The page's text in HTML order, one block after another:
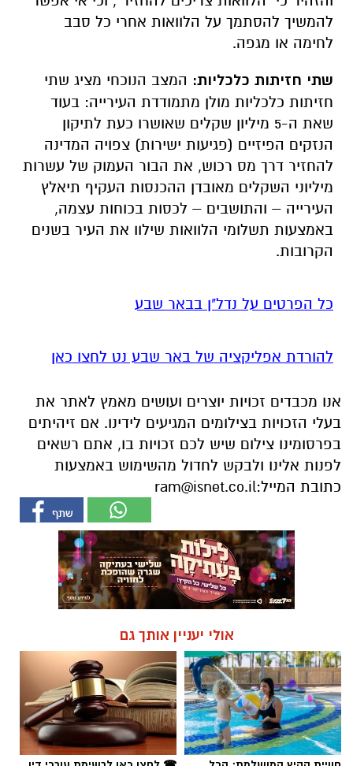
להמשיך להסתמך על הלוואות אחרי כל סבב
לחימה או מגפה.
שתי חזיתות כלכליות: המצב הנוכחי מציג שתי
חזיתות כלכליות מולן מתמודדת העירייה: בעוד
שאת ה-5 מיליון שקלים שאושרו כעת לתיקון
הנזקים הפיזיים (פגיעות ישירות) צפויה המדינה
להחזיר דרך מס רכוש, את הבור העמוק של עשרות
מיליוני השקלים מאובדן ההכנסות העקיף תיאלץ
העירייה – והתושבים – לכסות בכוחות עצמה,
באמצעות תשלומי הלוואות שילוו את העיר בשנים
הקרובות.
כל הפרטים על נדל"ן בבאר שבע
להורדת אפליקציה של באר שבע נט לחצו כאן
אנו מכבדים זכויות יוצרים ועושים מאמץ לאתר את
בעלי הזכויות בצילומים המגיעים לידינו. אם זיהיתים
בפרסומינו צילום שיש לכם זכויות בו, אתם רשאים
לפנות אלינו ולבקש לחדול מהשימוש באמצעות
כתובת המייל:ram@isnet.co.il
אולי יעניין אותך גם